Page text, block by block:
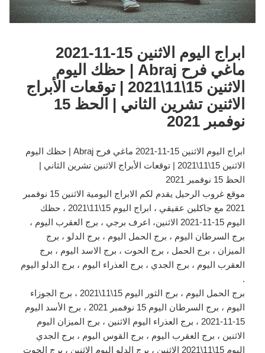
ابراج اليوم الاثنين 15-11-2021
ماغي فرح Abraj | حظك اليوم
الاثنين 15\11\2021 | توقعات الأبراج
الاثنين تشرين الثاني | الحظ 15
نوفمبر 2021
ابراج اليوم الاثنين 15-11-2021 ماغي فرح Abraj | حظك اليوم
الاثنين 15\11\2021 | توقعات الأبراج الاثنين تشرين الثاني |
الحظ 15 نوفمبر 2021
موقع غروب الرحيل يقدم لكم الابراج اليومية الاثنين 15 نوفمبر
2021 مع جاكلين عقيقي ، ابراج اليوم 15\11\2021 ، حظك
اليوم 15-11-2021 الاثنين، اعرف برجي ، برج العقرب اليوم ،
برج السرطان اليوم ، برج الحمل اليوم ، برج الدلو ، برج
الميزان ، برج الحمل ، برج الحوت ، برج الاسد اليوم ، برج
العقرب اليوم ، برج الجدي ، برج العذراء اليوم ، برج الدلو اليوم
.
برج الحمل اليوم ، برج الثور اليوم 15\11\2021 ، برج الجوزاء
اليوم ، برج السرطان اليوم 15 نوفمبر 2021 ، برج الأسد اليوم
15-11-2021 ، برج العذراء اليوم الاثنين ، برج الميزان اليوم
الاثنين ، برج العقرب اليوم ، برج القوس اليوم ، برج الجدي
اليوم 15\11\2021 الاثنين ، برج الدلو اليوم الاثنين ، برج الحوت